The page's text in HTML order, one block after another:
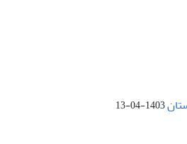
1403-04-13